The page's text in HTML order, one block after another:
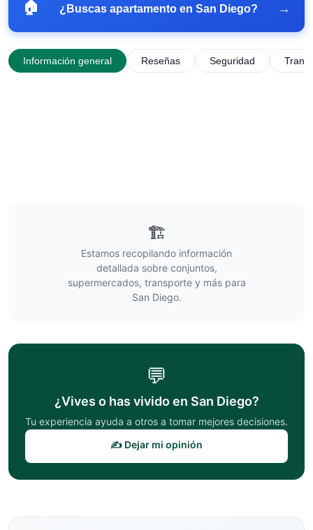
🏠 ¿Buscas apartamento en San Diego? →
Información general Reseñas Seguridad
🏗️
Estamos recopilando información
detallada sobre conjuntos,
supermercados, transporte y más para
San Diego.
💬
¿Vives o has vivido en San Diego?
Tu experiencia ayuda a otros a tomar mejores decisiones.
✍️ Dejar mi opinión